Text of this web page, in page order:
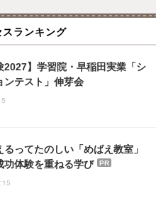
ランキング
2027】学習院・早稲田実業「シ
ンテスト」伸芽会
るってたのしい「めばえ教室」
功体験を重ねる学び
PR